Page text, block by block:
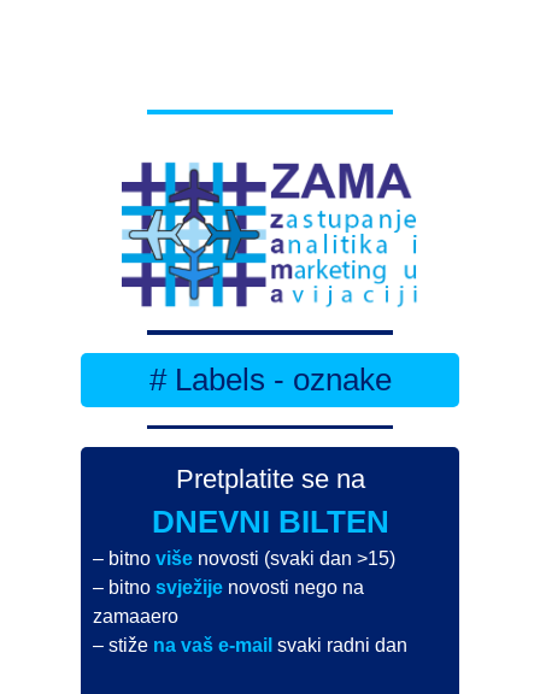
# Labels - oznake
Pretplatite se na
DNEVNI BILTEN
– bitnoviše novosti (svaki dan >15)
– bitnosvježije novosti nego na
zamaaero
– stiže na vaš e-mail svaki radni dan